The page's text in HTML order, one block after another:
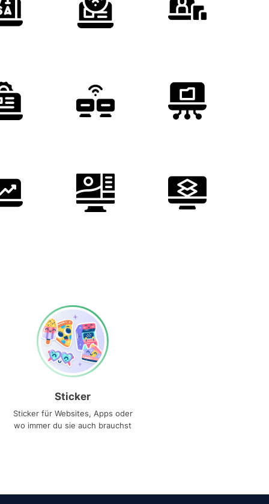
Sticker
Sticker für Websites, Apps oder
wo immer du sie auch brauchst